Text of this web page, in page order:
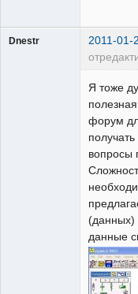
Dnestr 2011-01-
Я тоже
форум
вопросы
(данных)
данные